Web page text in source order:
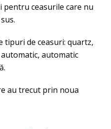
pentru ceasurile care nu
tipuri de ceasuri: quartz,
automatic
au trecut prin noua